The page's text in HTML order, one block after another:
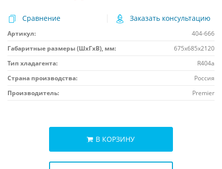
Сравнение Заказать консультацию
Артикул:
404-666
Габаритные размеры (ШхГхВ), мм:
675x685x2120
Тип хладагента:
R404a
Страна производства:
Россия
Производитель:
Premier
В КОРЗИНУ